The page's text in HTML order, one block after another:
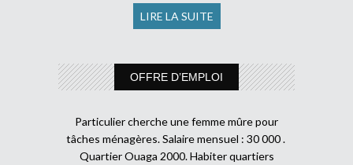
LIRE LA SUITE
OFFRE D’EMPLOI
Particulier cherche une femme mûre pour
tâches ménagères. Salaire mensuel : 30 000 .
Quartier Ouaga 2000. Habiter quartiers